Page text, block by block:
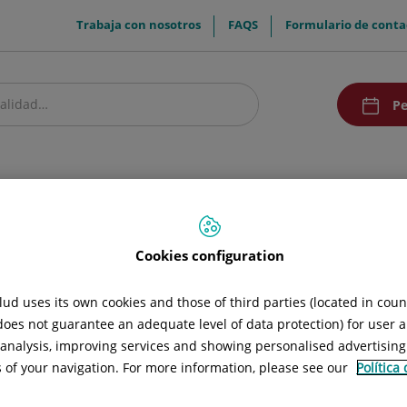
menuTop
Trabaja con nosotros FAQS Formulario de
centro Pacientes y visitantes Investigación y Docencia
de las personas en su singularidad, proporcionando una
Cookies configuration
uses its own cookies and those of third parties (located in
not guarantee an adequate level of data protection) for user
improving services and showing personalised
of your navigation. For more information, please see our Política